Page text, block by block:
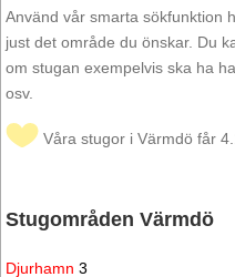
Använd vår smarta sökfunktion
just det område du önskar. Du
om stugan exempelvis ska ha
osv.
Våra stugor i Värmdö får
Stugområden Värmdö
Djurhamn 3